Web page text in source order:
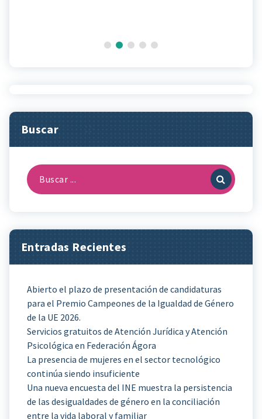
Buscar
Buscar:
Entradas Recientes
Abierto el plazo de presentación de candidaturas
para el Premio Campeones de la Igualdad de Género
de la UE 2026.
Servicios gratuitos de Atención Jurídica y Atención
Psicológica en Federación Ágora
La presencia de mujeres en el sector tecnológico
continúa siendo insuficiente
Una nueva encuesta del INE muestra la persistencia
de las desigualdades de género en la conciliación
entre la vida laboral y familiar